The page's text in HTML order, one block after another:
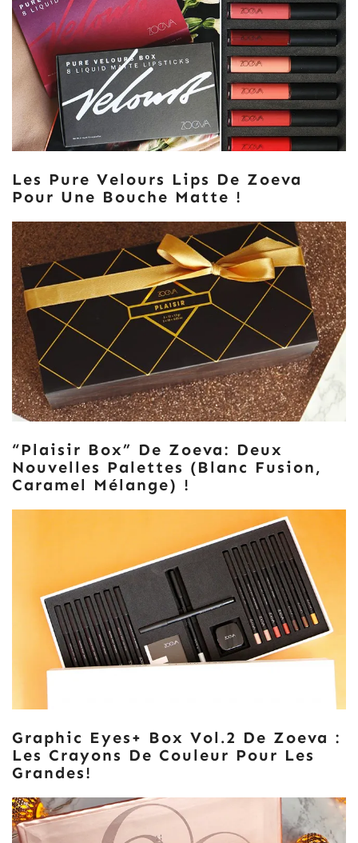
Les Pure Velours Lips De Zoeva
Pour Une Bouche Matte !
“Plaisir Box” De Zoeva: Deux
Nouvelles Palettes (Blanc Fusion,
Caramel Mélange) !
Graphic Eyes+ Box Vol.2 De Zoeva :
Les Crayons De Couleur Pour Les
Grandes!